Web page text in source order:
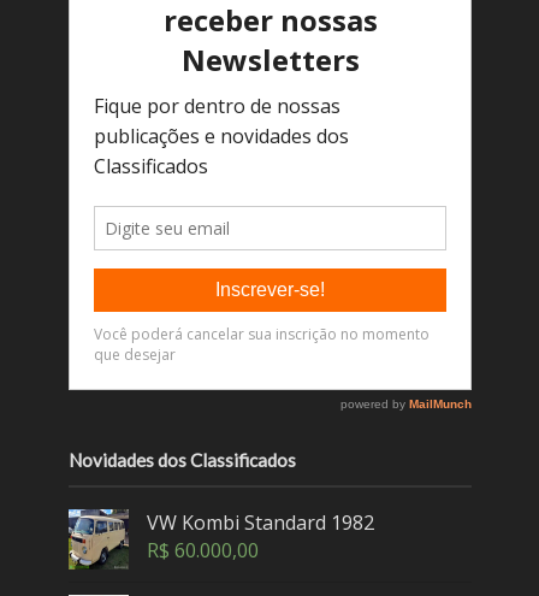
Novidades dos Classificados
VW Kombi Standard 1982
R$ 60.000,00